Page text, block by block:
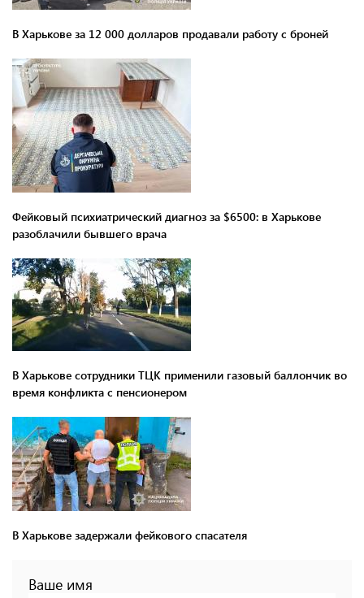
В Харькове за 12 000 долларов продавали работу с броней
Фейковый психиатрический диагноз за $6500: в Харькове
разоблачили бывшего врача
В Харькове сотрудники ТЦК применили газовый баллончик во
время конфликта с пенсионером
В Харькове задержали фейкового спасателя
Ваше имя